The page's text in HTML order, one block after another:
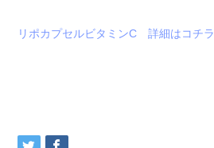
リポカプセルビタミンC 詳細はコチラ